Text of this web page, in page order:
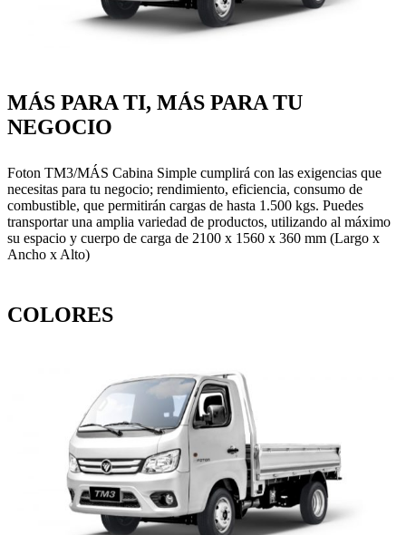
MÁS PARA TI, MÁS PARA TU
NEGOCIO
Foton TM3/MÁS Cabina Simple cumplirá con las exigencias que
necesitas para tu negocio; rendimiento, eficiencia, consumo de
combustible, que permitirán cargas de hasta 1.500 kgs. Puedes
transportar una amplia variedad de productos, utilizando al máximo
su espacio y cuerpo de carga de 2100 x 1560 x 360 mm (Largo x
Ancho x Alto)
COLORES